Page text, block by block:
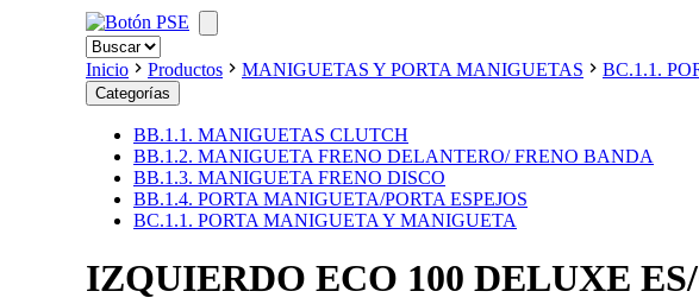
Inicio Productos MANIGUETAS Y PORTA MANIGUETAS BC.1.1.
Categorías
BB.1.1. MANIGUETAS CLUTCH
BB.1.2. MANIGUETA FRENO DELANTERO/ FRENO BANDA
BB.1.3. MANIGUETA FRENO DISCO
BB.1.4. PORTA MANIGUETA/PORTA ESPEJOS
BC.1.1. PORTA MANIGUETA Y MANIGUETA
IZQUIERDO ECO 100 DELUXE